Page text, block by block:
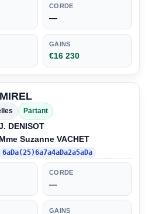
CORDE
—
GAINS
€16 230
Partant
DENISOT
Mme Suzanne VACHET
6aDa(25)6a7a4aDa2a5aDa
CORDE
—
GAINS